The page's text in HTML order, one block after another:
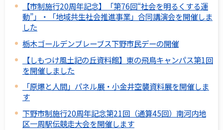
【市制施行20周年記念】「第76回“社会を明るくする運
動”」・「地域共生社会推進事業」合同講演会を開催しま
した
栃木ゴールデンブレーブス下野市民デーの開催
【しもつけ風土記の丘資料館】東の飛鳥キャンパス第1回
を開催しました
「原爆と人間」パネル展・小金井空襲資料展を開催しま
す
下野市制施行20周年記念第21回（通算45回）南河内地
区一周駅伝競走大会を開催します